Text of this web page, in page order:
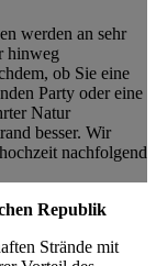
werden an sehr
hinweg
ob Sie eine
Party oder eine
Natur
besser. Wir
nachfolgend
Republik
Strände mit